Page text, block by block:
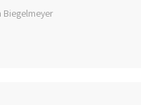
Biegelmeyer